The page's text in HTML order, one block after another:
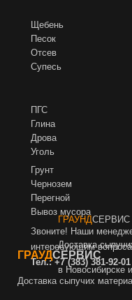
Щебень
Песок
Отсев
Супесь
ПГС
Глина
Дрова
Уголь
Грунт
Чернозем
Перегной
Вывоз мусора
Звоните! Наши
интересующим
Тел.:+7 (383) 381-92-01
ГРАУНДСЕРВИС
Доставка
в Новосибирске
ГРАУДСЕРВИС
Доставка сыпучих